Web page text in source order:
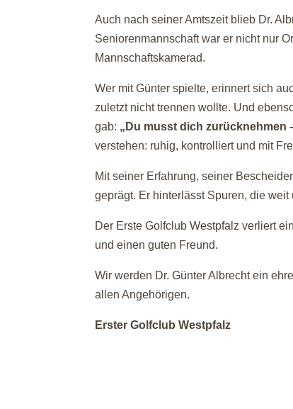
Auch nach seiner Amtszeit blieb Dr.
Seniorenmannschaft war er nicht nur
Mannschaftskamerad.
Wer mit Günter spielte, erinnert sich
zuletzt nicht trennen wollte. Und
gab: „Du musst dich zurücknehmen
verstehen: ruhig, kontrolliert und mit
Mit seiner Erfahrung, seiner
geprägt. Er hinterlässt Spuren, die
Der Erste Golfclub Westpfalz verliert
und einen guten Freund.
Wir werden Dr. Günter Albrecht ein
allen Angehörigen.
Erster Golfclub Westpfalz